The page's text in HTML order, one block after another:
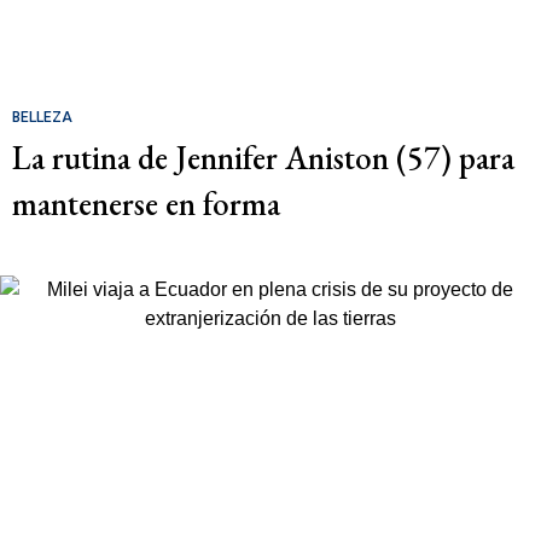
BELLEZA
La rutina de Jennifer Aniston (57) para
mantenerse en forma